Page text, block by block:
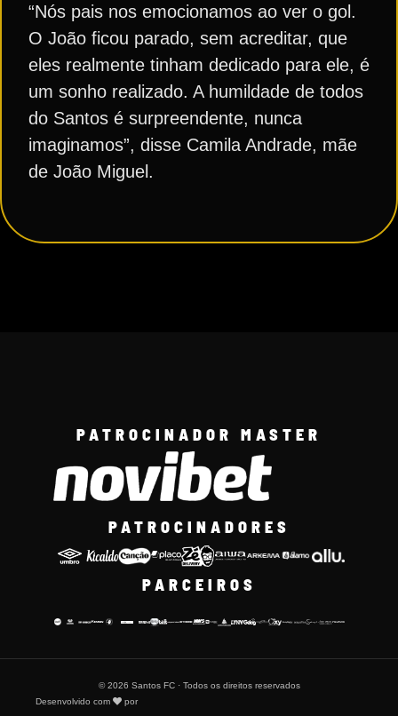
“Nós pais nos emocionamos ao ver o gol.
O João ficou parado, sem acreditar, que
eles realmente tinham dedicado para ele, é
um sonho realizado. A humildade de todos
do Santos é surpreendente, nunca
imaginamos”, disse Camila Andrade, mãe
de João Miguel.
PATROCINADOR MASTER
PATROCINADORES
PARCEIROS
© 2026 Santos FC · Todos os direitos reservados
Desenvolvido com
por